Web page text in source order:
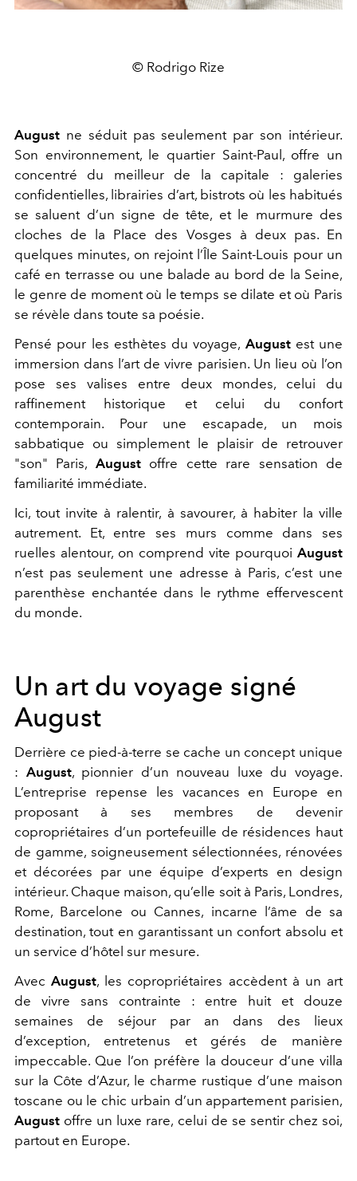
© Rodrigo Rize
August ne séduit pas seulement par son intérieur.
Son environnement, le quartier Saint-Paul, offre un
concentré du meilleur de la capitale : galeries
confidentielles, librairies d’art, bistrots où les habitués
se saluent d’un signe de tête, et le murmure des
cloches de la Place des Vosges à deux pas. En
quelques minutes, on rejoint l’Île Saint-Louis pour un
café en terrasse ou une balade au bord de la Seine,
le genre de moment où le temps se dilate et où Paris
se révèle dans toute sa poésie.
Pensé pour les esthètes du voyage, Augustest une
immersion dans l’art de vivre parisien. Un lieu où l’on
pose ses valises entre deux mondes, celui du
raffinement historique et celui du confort
contemporain. Pour une escapade, un mois
sabbatique ou simplement le plaisir de retrouver
"son" Paris, Augustoffre cette rare sensation de
familiarité immédiate.
Ici, tout invite à ralentir, à savourer, à habiter la ville
autrement. Et, entre ses murs comme dans ses
ruelles alentour, on comprend vite pourquoi August
n’est pas seulement une adresse à Paris, c’est une
parenthèse enchantée dans le rythme effervescent
du monde.
Un art du voyage signé
August
Derrière ce pied-à-terre se cache un concept unique
: August, pionnier d’un nouveau luxe du voyage.
L’entreprise repense les vacances en Europe en
proposant à ses membres de devenir
copropriétaires d’un portefeuille de résidences haut
de gamme, soigneusement sélectionnées, rénovées
et décorées par une équipe d’experts en design
intérieur. Chaque maison, qu’elle soit à Paris, Londres,
Rome, Barcelone ou Cannes, incarne l’âme de sa
destination, tout en garantissant un confort absolu et
un service d’hôtel sur mesure.
AvecAugust, les copropriétaires accèdent à un art
de vivre sans contrainte : entre huit et douze
semaines de séjour par an dans des lieux
d’exception, entretenus et gérés de manière
impeccable. Que l’on préfère la douceur d’une villa
sur la Côte d’Azur, le charme rustique d’une maison
toscane ou le chic urbain d’un appartement parisien,
August offre un luxe rare, celui de se sentir chez soi,
partout en Europe.